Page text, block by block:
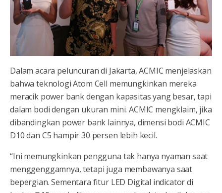
Dalam acara peluncuran di Jakarta, ACMIC menjelaskan
bahwa teknologi Atom Cell memungkinkan mereka
meracik power bank dengan kapasitas yang besar, tapi
dalam bodi dengan ukuran mini. ACMIC mengklaim, jika
dibandingkan power bank lainnya, dimensi bodi ACMIC
D10 dan C5 hampir 30 persen lebih kecil.
“Ini memungkinkan pengguna tak hanya nyaman saat
menggenggamnya, tetapi juga membawanya saat
bepergian. Sementara fitur LED Digital indicator di